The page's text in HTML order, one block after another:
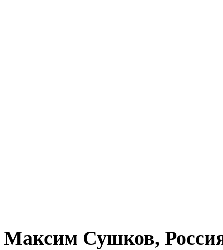
Максим Сушков,